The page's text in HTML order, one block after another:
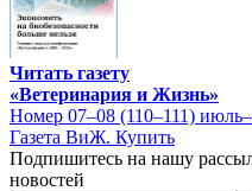
Читать газету
«Ветеринария и Жизнь»
Номер 07–08 (110–111)
Газета ВиЖ. Купить
Подпишитесь на нашу
новостей